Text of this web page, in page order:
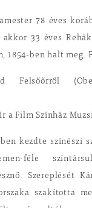
78 éves
33 éves
1854-ben halt meg.
a Film Színház
kezdte színészi
féle
Szereplését
szakította